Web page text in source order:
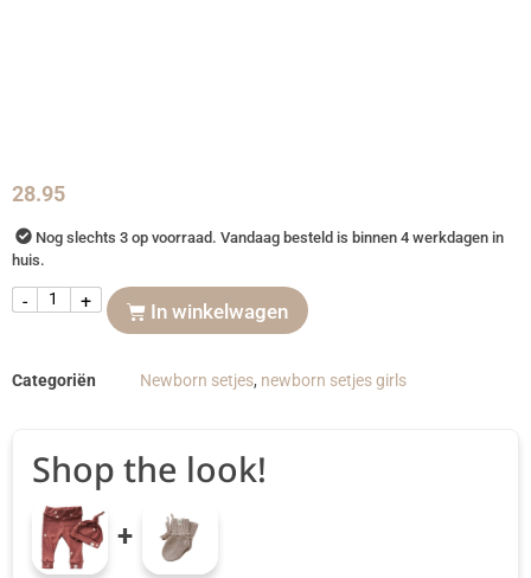
28.95
Nog slechts 3 op voorraad. Vandaag besteld is binnen 4 werkdagen in
huis.
- + In winkelwagen
Categoriën Newborn setjes, newborn setjes girls
Shop the look!
+